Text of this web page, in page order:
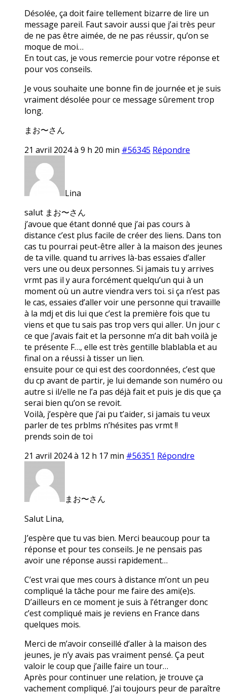
Désolée, ça doit faire tellement bizarre de lire un
message pareil. Faut savoir aussi que j’ai très peur
de ne pas être aimée, de ne pas réussir, qu’on se
moque de moi…
En tout cas, je vous remercie pour votre réponse et
pour vos conseils.
Je vous souhaite une bonne fin de journée et je suis
vraiment désolée pour ce message sûrement trop
long.
まお〜さん
21 avril 2024 à 9 h 20 min #56345 Répondre
Lina
salut まお〜さん
j’avoue que étant donné que j’ai pas cours à
distance c’est plus facile de créer des liens. Dans ton
cas tu pourrai peut-être aller à la maison des jeunes
de ta ville. quand tu arrives là-bas essaies d’aller
vers une ou deux personnes. Si jamais tu y arrives
vrmt pas il y aura forcément quelqu’un qui à un
moment où un autre viendra vers toi. si ça n’est pas
le cas, essaies d’aller voir une personne qui travaille
à la mdj et dis lui que c’est la première fois que tu
viens et que tu sais pas trop vers qui aller. Un jour c
ce que j’avais fait et la personne m’a dit bah voilà je
te présente F…, elle est très gentille blablabla et au
final on a réussi à tisser un lien.
ensuite pour ce qui est des coordonnées, c’est que
du cp avant de partir, je lui demande son numéro ou
autre si il/elle ne l’a pas déjà fait et puis je dis que ça
serai bien qu’on se revoit.
Voilà, j’espère que j’ai pu t’aider, si jamais tu veux
parler de tes prblms n’hésites pas vrmt !!
prends soin de toi
21 avril 2024 à 12 h 17 min #56351 Répondre
まお〜さん
Salut Lina,
J’espère que tu vas bien. Merci beaucoup pour ta
réponse et pour tes conseils. Je ne pensais pas
avoir une réponse aussi rapidement…
C’est vrai que mes cours à distance m’ont un peu
compliqué la tâche pour me faire des ami(e)s.
D’ailleurs en ce moment je suis à l’étranger donc
c’est compliqué mais je reviens en France dans
quelques mois.
Merci de m’avoir conseillé d’aller à la maison des
jeunes, je n’y avais pas vraiment pensé. Ça peut
valoir le coup que j’aille faire un tour…
Après pour continuer une relation, je trouve ça
vachement compliqué. J’ai toujours peur de paraître